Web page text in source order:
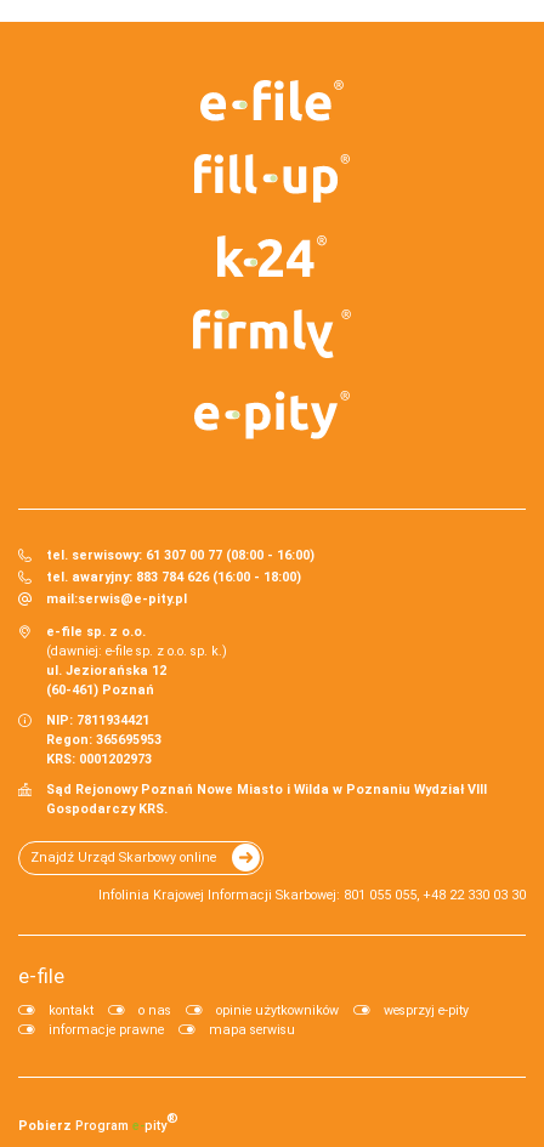
tel. serwisowy: 61 307 00 77 (08:00 - 16:00)
tel. awaryjny: 883 784 626 (16:00 - 18:00)
mail:serwis@e-pity.pl
e-file sp. z o.o.
(dawniej: e-file sp. z o.o. sp. k.)
ul. Jeziorańska 12
(60-461) Poznań
NIP: 7811934421
Regon: 365695953
KRS: 0001202973
Sąd Rejonowy Poznań Nowe Miasto i Wilda w Poznaniu Wydział VIII
Gospodarczy KRS.
Znajdź Urząd Skarbowy online
Infolinia Krajowej Informacji Skarbowej: 801 055 055, +48 22 330 03 30
e-file
kontakt o nas opinie użytkowników
wesprzyj e-pity
informacje prawne
mapa serwisu
Pobierz Program e‑pity®